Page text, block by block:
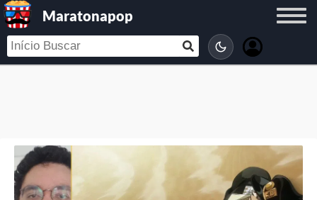
Maratonapop